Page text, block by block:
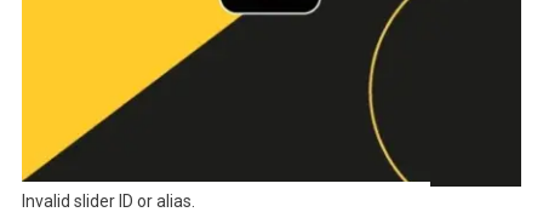
Invalid slider ID or alias.